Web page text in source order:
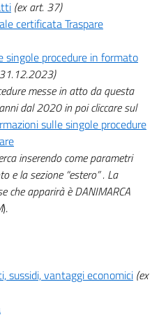
(ex art. 37)
certificata Traspare
singole procedure in formato
messe in atto da questa
dal 2020 in poi cliccare sul
sulle singole procedure
inserendo come parametri
e la sezione “estero” . La
che apparirà è DANIMARCA
).
sussidi, vantaggi economici (ex